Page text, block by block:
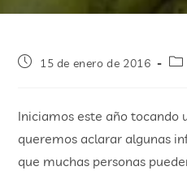
15 de enero de 2016
Iniciamos este año tocando
queremos aclarar algunas
que muchas personas